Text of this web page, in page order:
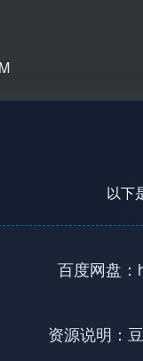
以下
百度网盘
资源说明：